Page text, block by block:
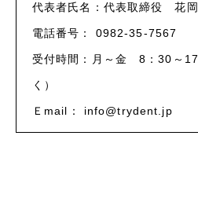
代表者氏名：代表取締役 花
電話番号： 0982-35-7567
受付時間：月～金 8：30～
く）
Ｅmail： info@trydent.jp